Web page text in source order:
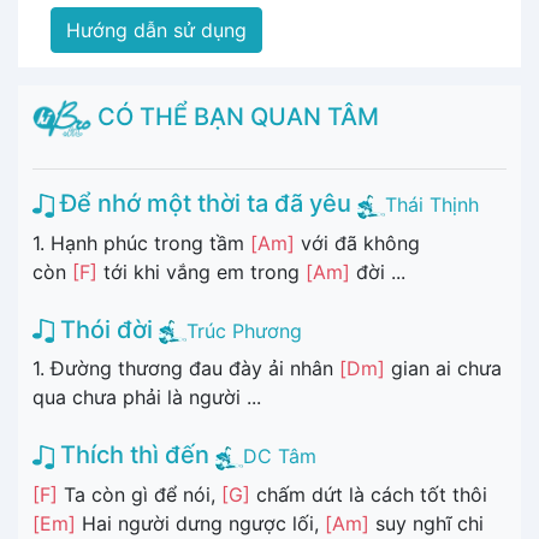
Hướng dẫn sử dụng
CÓ THỂ BẠN QUAN TÂM
Để nhớ một thời ta đã yêu
Thái Thịnh
1. Hạnh phúc trong tầm [Am] với đã không
còn [F] tới khi vắng em trong [Am] đời ...
Thói đời
Trúc Phương
1. Đường thương đau đày ải nhân [Dm] gian ai chưa
qua chưa phải là người ...
Thích thì đến
DC Tâm
[F] Ta còn gì để nói, [G] chấm dứt là cách tốt thôi
[Em] Hai người dưng ngược lối, [Am] suy nghĩ chi